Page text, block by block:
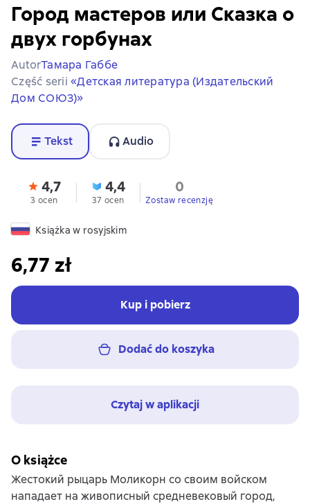
Город мастеров или Сказка о
двух горбунах
AutorТамара Габбе
Część serii «Детская литература (Издательский
Дом СОЮЗ)»
Tekst Audio
4,7
3 ocen
4,4
37 ocen
0
Zostaw recenzję
Książka w rosyjskim
6,77 zł
Kup i pobierz
Dodać do koszyka
Czytaj w aplikacji
O książce
Жестокий рыцарь Моликорн со своим войском
нападает на живописный средневековый город,